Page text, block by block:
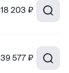
18 203 ₽
39 577 ₽